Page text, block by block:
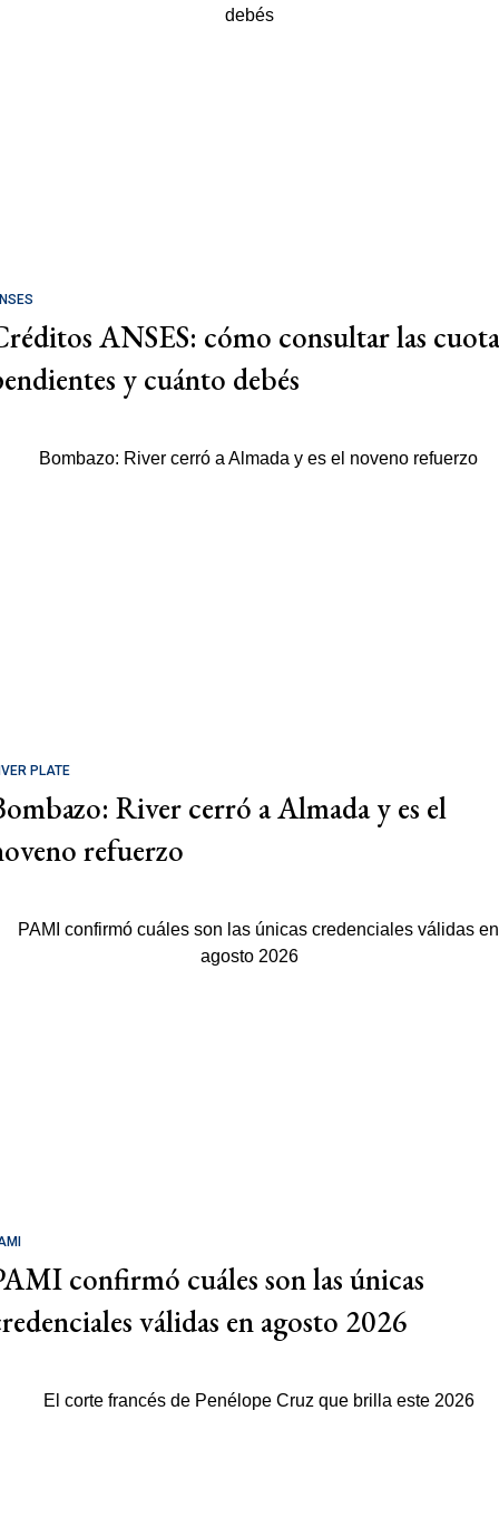
ANSES: cómo consultar las
y cuánto debés
PLATE
River cerró a Almada y es el
refuerzo
confirmó cuáles son las únicas
válidas en agosto 2026